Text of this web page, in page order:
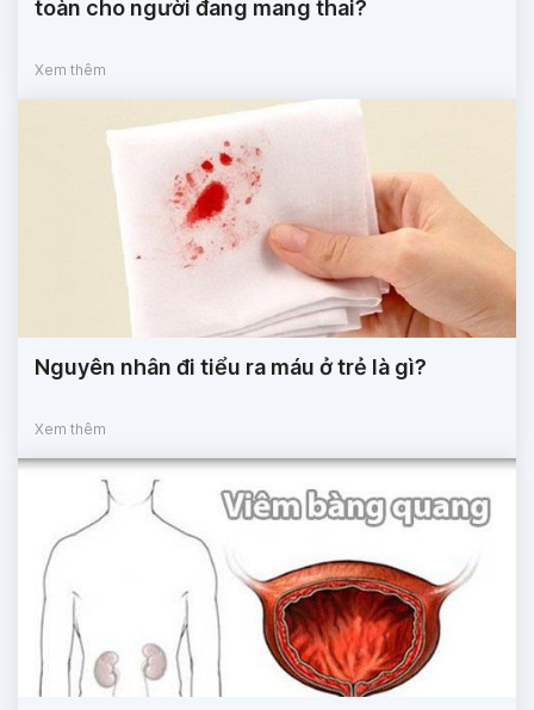
toàn cho người đang mang thai?
Xem thêm
Nguyên nhân đi tiểu ra máu ở trẻ là gì?
Xem thêm